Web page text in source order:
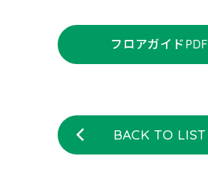
フロアガイドPDF
BACK TO LIST